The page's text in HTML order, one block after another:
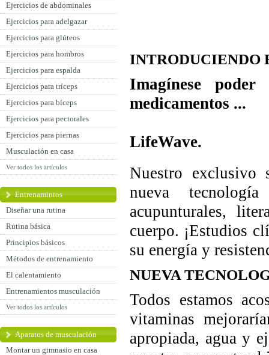
Ejercicios de abdominales
Ejercicios para adelgazar
Ejercicios para glúteos
Ejercicios para hombros
Ejercicios para espalda
Ejercicios para tríceps
Ejercicios para bíceps
Ejercicios para pectorales
Ejercicios para piernas
Musculación en casa
Ver todos los artículos
Entrenamintos
Diseñar una rutina
Rutina básica
Principios básicos
Métodos de entrenamiento
El calentamiento
Entrenamientos musculación
Ver todos los artículos
Aparatos de musculación
Montar un gimnasio en casa
INTRODUCIENDO
Imagínese
medicamentos ...
LifeWave.
Nuestro exclusivo
nueva
acupunturales,
cuerpo. ¡Estudios
su energía y
NUEVA
Todos estamos
vitaminas
apropiada, agua y